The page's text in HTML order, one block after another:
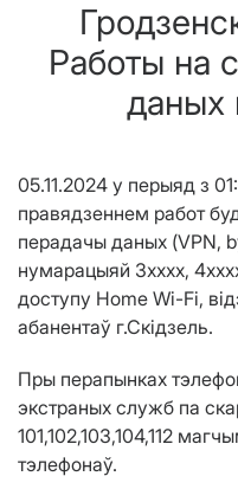
Работы на
даных
05.11.2024 у перыяд з 01
правядзеннем работ
перадачы даных (VPN,
нумарацыяй 3хххх,
доступу Home Wi-Fi,
абанентаў г.Скідзель.
Пры перапынках
экстраных служб па
101,102,103,104,112
тэлефонаў.